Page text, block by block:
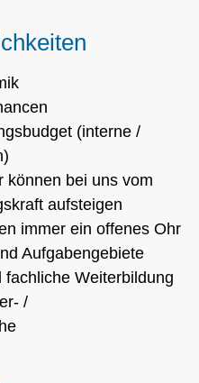
(interne /
können bei uns vom
aufsteigen
immer ein offenes Ohr
Aufgabengebiete
fachliche Weiterbildung
/